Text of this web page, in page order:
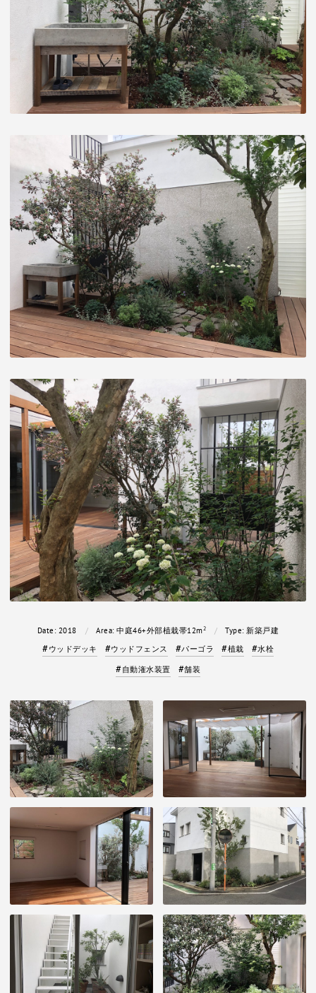
Date: 2018 Area: 中庭46+外部植栽帯12m 2 Type:新築戸建
ウッドデッキ
ウッドフェンス パーゴラ 植栽 水栓
自動潅水装置 舗装